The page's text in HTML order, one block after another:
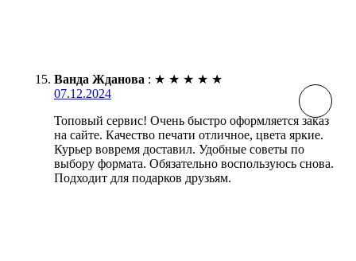
Ванда Жданова : ★ ★ ★ ★ ★
07.12.2024
Топовый сервис! Очень быстро оформляется заказ
на сайте. Качество печати отличное, цвета яркие.
Курьер вовремя доставил. Удобные советы по
выбору формата. Обязательно воспользуюсь снова.
Подходит для подарков друзьям.